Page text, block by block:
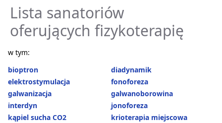
Lista sanatoriów
oferujących fizykoterapię
w tym:
bioptron
diadynamik
elektrostymulacja
fonoforeza
galwanizacja
galwanoborowina
interdyn
jonoforeza
kąpiel sucha CO2
krioterapia miejscowa